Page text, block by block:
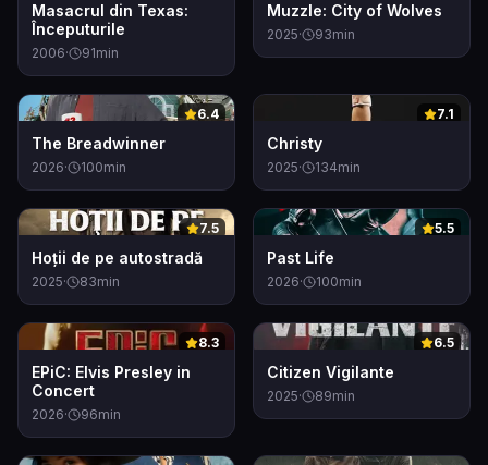
Masacrul din Texas:
Începuturile
2006· 91min
Muzzle: City of Wolves
2025· 93min
0 6.4
The Breadwinner
2026· 100min
7.1
Christy
2025· 134min
0 7.5
Hoţii de pe autostradă
2025· 83min
0 5.5
Past Life
2026· 100min
0 8.3
EPiC: Elvis Presley in
Concert
2026· 96min
0 6.5
Citizen Vigilante
2025· 89min